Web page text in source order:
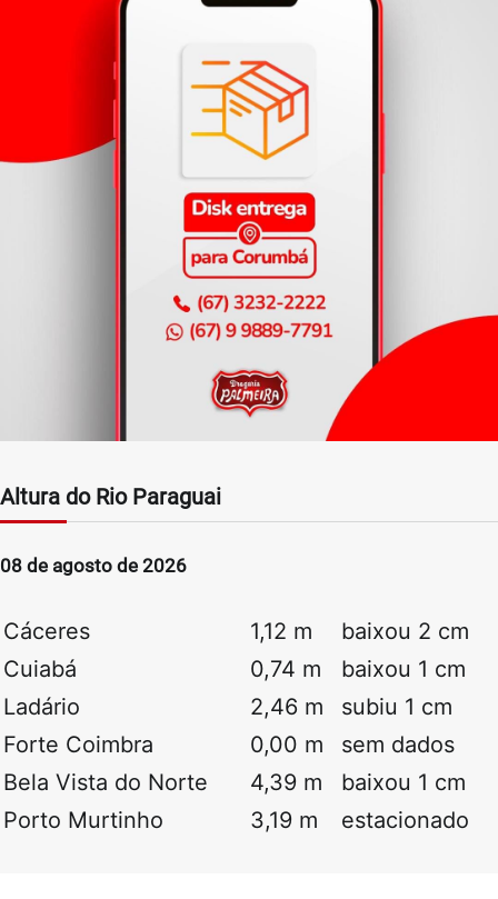
Altura do Rio Paraguai
08 de agosto de 2026
Cáceres 1,12 m
baixou 2 cm
Cuiabá
0,74 m
baixou 1 cm
Ladário
2,46 m
subiu 1 cm
Forte Coimbra
0,00 m
sem dados
Bela Vista do Norte
4,39 m
baixou 1 cm
Porto Murtinho
3,19 m estacionado